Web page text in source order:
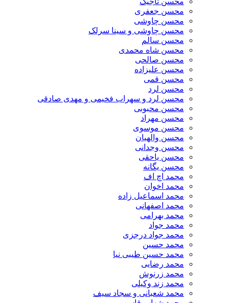
محسن جعفری
محسن چاوشی
محسن چاوشی و سینا سرلک
محسن سالم
محسن شاه محمدی
محسن صالحی
محسن علیزاده
محسن قمی
محسن لرد
محسن لرد و سهراب فخیمی و مهدی صادقی
محسن محبوبی
محسن مهراد
محسن موسوی
محسن والهیان
محسن وجدانی
محسن یاحقی
محسن یگانه
محمد اچ اف
محمد اخوان
محمد اسماعیل زاده
محمد اصفهانی
محمد بهرامی
محمد جواد
محمد جواد درجزی
محمد حسین
محمد حسین طیبی نیا
محمد رضایی
محمد زرنوش
محمد زند وکیلی
محمد شعبانی و سجاد سیف